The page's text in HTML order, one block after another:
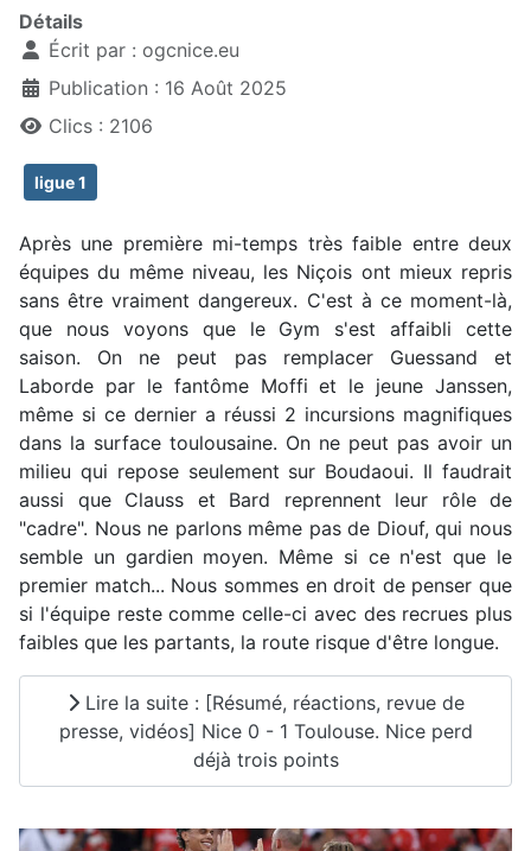
Détails
Écrit par : ogcnice.eu
Publication : 16 Août 2025
Clics : 2106
ligue 1
Après une première mi-temps très faible entre deux
équipes du même niveau, les Niçois ont mieux repris
sans être vraiment dangereux. C'est à ce moment-là,
que nous voyons que le Gym s'est affaibli cette
saison. On ne peut pas remplacer Guessand et
Laborde par le fantôme Moffi et le jeune Janssen,
même si ce dernier a réussi 2 incursions magnifiques
dans la surface toulousaine. On ne peut pas avoir un
milieu qui repose seulement sur Boudaoui. Il faudrait
aussi que Clauss et Bard reprennent leur rôle de
"cadre". Nous ne parlons même pas de Diouf, qui nous
semble un gardien moyen. Même si ce n'est que le
premier match... Nous sommes en droit de penser que
si l'équipe reste comme celle-ci avec des recrues plus
faibles que les partants, la route risque d'être longue.
Lire la suite : [Résumé, réactions, revue de
presse, vidéos] Nice 0 - 1 Toulouse. Nice perd
déjà trois points